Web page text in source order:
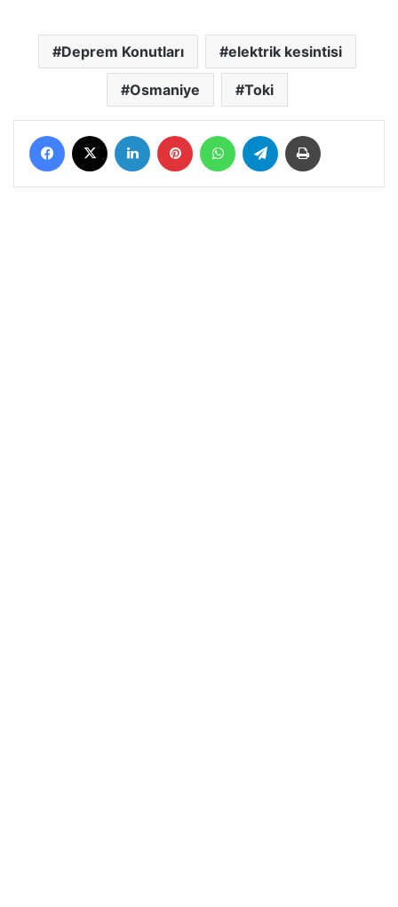
Deprem Konutları elektrik kesintisi
Osmaniye Toki